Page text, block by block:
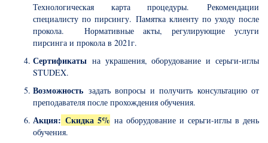
Технологическая карта процедуры. Рекомендации
специалисту по пирсингу. Памятка клиенту по уходу после
прокола. Нормативные акты, регулирующие услуги
пирсинга и прокола в 2021г.
Сертификаты на украшения, оборудование и серьги-иглы
STUDEX.
Возможность задать вопросы и получить консультацию от
преподавателя после прохождения обучения.
Акция: Скидка 5% на оборудование и серьги-иглы в день
обучения.